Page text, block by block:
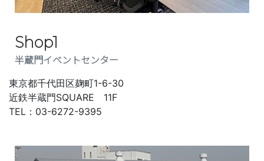
Shop1
半蔵門イベントセンター
東京都千代田区麹町1-6-30
近鉄半蔵門SQUARE 11F
TEL：03-6272-9395